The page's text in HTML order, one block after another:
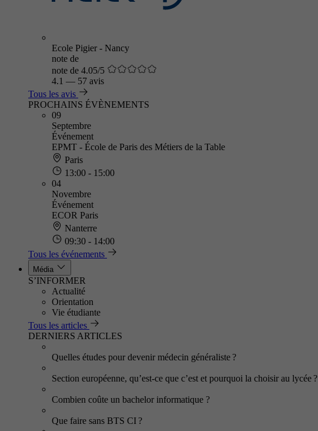
Ecole Pigier - Nancy
note de
note de 4.05/5
4.1 — 57 avis
Tous les avis
PROCHAINS ÉVÈNEMENTS
09
Septembre
Événement
EPMT - École de Paris des Métiers de la Table
Paris
13:00 - 15:00
04
Novembre
Événement
ECOR Paris
Nanterre
09:30 - 14:00
Tous les événements
Média
S’INFORMER
Actualité
Orientation
Vie étudiante
Tous les articles
DERNIERS ARTICLES
Quelles études pour devenir médecin généraliste ?
Section européenne, qu’est-ce que c’est et pourquoi la choisir au lycée ?
Combien coûte un bachelor informatique ?
Que faire sans BTS CI ?